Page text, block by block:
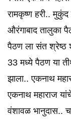
रामकृष्ण हरी..
औरंगाबाद तालुका
पैठण ला संत श्रेष्ठ
33 मध्ये पैठण या
झाला.. एकनाथ
एकनाथ महाराज
वंशावळ भानुदास..